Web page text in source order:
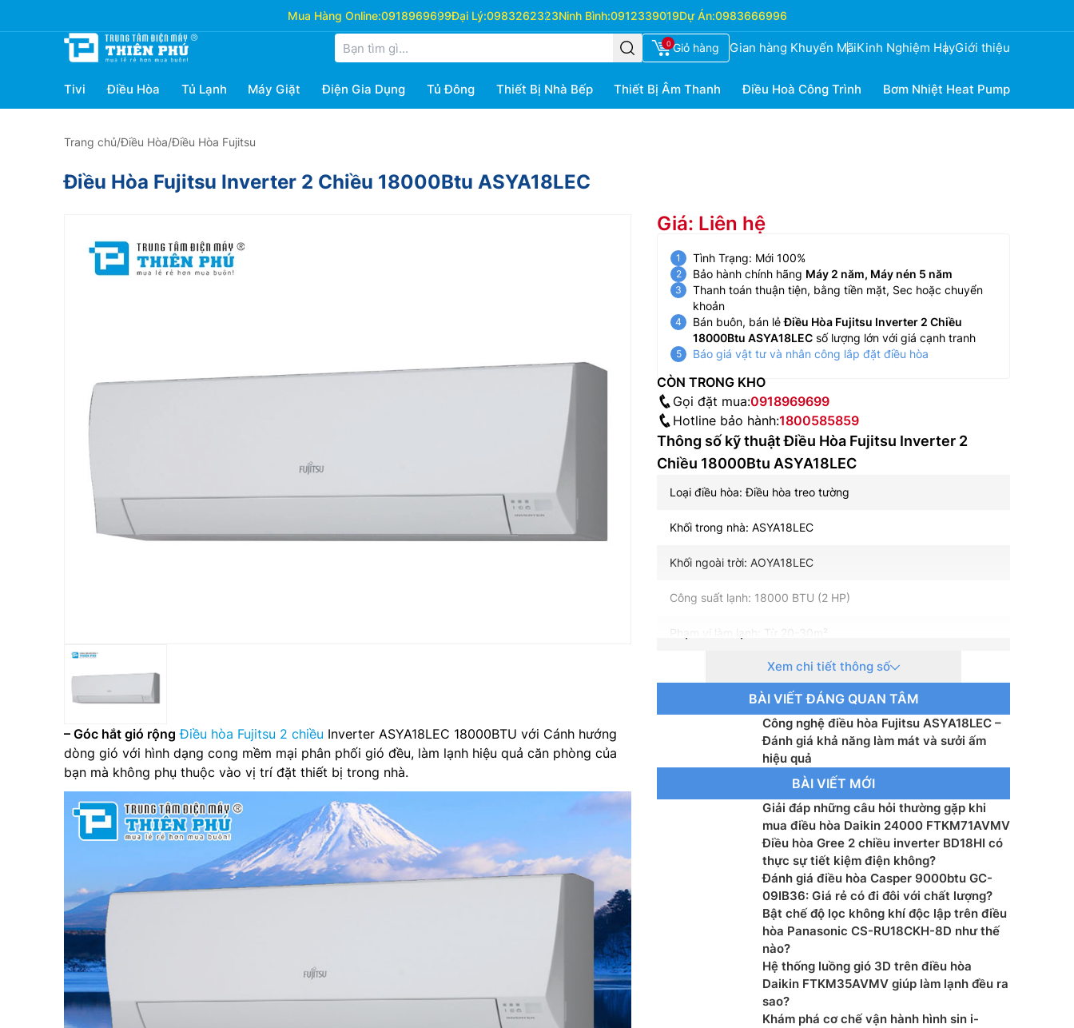
Mua Hàng Online:0918969699Đại Lý:0983262323Ninh Bình:0912339019Dự Án:0983666996
0 Giỏ hàng Gian hàng Khuyến MãiKinh Nghiệm HayGiới thiệu
Tivi Điều Hòa Tủ Lạnh Máy Giặt Điện Gia Dụng Tủ Đông Thiết Bị Nhà Bếp Thiết Bị Âm Thanh Điều Hoà Công Trình Bơm Nhiệt Heat Pump
Trang chủ/Điều Hòa/Điều Hòa Fujitsu
Điều Hòa Fujitsu Inverter 2 Chiều 18000Btu ASYA18LEC
– Góc hắt gió rộng Điều hòa Fujitsu 2 chiều Inverter ASYA18LEC 18000BTU với Cánh hướng
dòng gió với hình dạng cong mềm mại phân phối gió đều, làm lạnh hiệu quả căn phòng của
bạn mà không phụ thuộc vào vị trí đặt thiết bị trong nhà.
Giá: Liên hệ
Tình Trạng: Mới 100%
Bảo hành chính hãng Máy 2 năm, Máy nén 5 năm
Thanh toán thuận tiện, bằng tiền mặt, Sec hoặc chuyển
khoản
Bán buôn, bán lẻĐiều Hòa Fujitsu Inverter 2 Chiều
18000Btu ASYA18LEC số lượng lớn với giá cạnh tranh
Báo giá vật tư và nhân công lắp đặt điều hòa
CÒN TRONG KHO
Gọi đặt mua:0918969699
Hotline bảo hành:1800585859
Thông số kỹ thuật Điều Hòa Fujitsu Inverter 2
Chiều 18000Btu ASYA18LEC
Loại điều hòa: Điều hòa treo tường
Khối trong nhà: ASYA18LEC
Khối ngoài trời: AOYA18LEC
Công suất lạnh: 18000 BTU (2 HP)
Phạm vi làm lạnh: Từ 20-30m²
Chiều Điều hòa: 2 Chiều
Công nghệ Inverter: Có
Môi chất làm lạnh: Gas R410a
Điện áp vào: 1 pha – 220V
Công suất tiêu thụ trung bình: 1.52kw/h (lạnh) và 1.71 kW/h
Kích thước khối trong nhà: 320x998x228 mm (14kg)
Kích thước khối ngoài trời: 620x790x298 mm (44kg)
Xem chi tiết thông số
BÀI VIẾT ĐÁNG QUAN TÂM
Công nghệ điều hòa Fujitsu ASYA18LEC –
Đánh giá khả năng làm mát và sưởi ấm
hiệu quả
BÀI VIẾT MỚI
Giải đáp những câu hỏi thường gặp khi
mua điều hòa Daikin 24000 FTKM71AVMV
Điều hòa Gree 2 chiều inverter BD18HI có
thực sự tiết kiệm điện không?
Đánh giá điều hòa Casper 9000btu GC-
09IB36: Giá rẻ có đi đôi với chất lượng?
Bật chế độ lọc không khí độc lập trên điều
hòa Panasonic CS-RU18CKH-8D như thế
nào?
Hệ thống luồng gió 3D trên điều hòa
Daikin FTKM35AVMV giúp làm lạnh đều ra
sao?
Khám phá cơ chế vận hành hình sin i-